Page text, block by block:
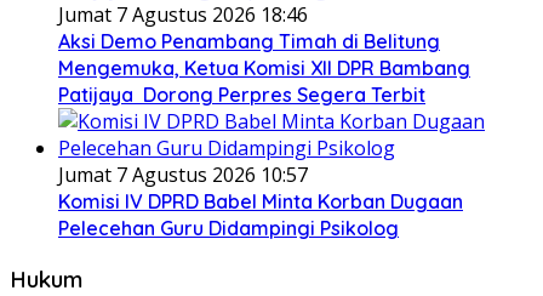
Jumat 7 Agustus 2026 18:46
Aksi Demo Penambang Timah di Belitung
Mengemuka, Ketua Komisi XII DPR Bambang
Patijaya Dorong Perpres Segera Terbit
Jumat 7 Agustus 2026 10:57
Komisi IV DPRD Babel Minta Korban Dugaan
Pelecehan Guru Didampingi Psikolog
Hukum